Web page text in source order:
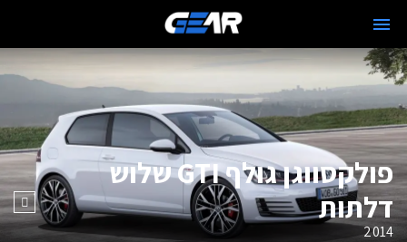
פולקסווגן גולף GTI שלוש
דלתות
2014